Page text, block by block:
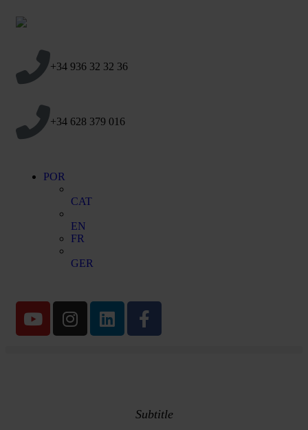
+34 936 32 32 36
+34 628 379 016
POR
CAT
EN
FR
GER
Subtitle